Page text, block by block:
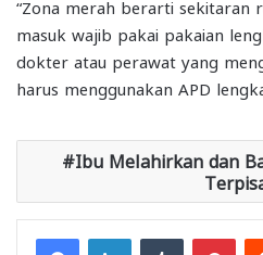
“Zona merah berarti sekitaran
masuk wajib pakai pakaian
dokter atau perawat yang
harus menggunakan APD
Ibu Melahirkan dan
FacebookLinkedInTumblr